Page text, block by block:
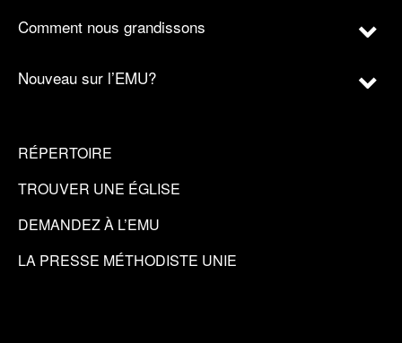
Comment nous grandissons
Nouveau sur l’EMU?
RÉPERTOIRE
TROUVER UNE ÉGLISE
DEMANDEZ À L’EMU
LA PRESSE MÉTHODISTE UNIE